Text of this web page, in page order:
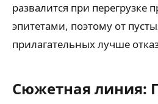
развалится при
эпитетами, поэтому от
прилагательных лучше
Сюжетная линия: